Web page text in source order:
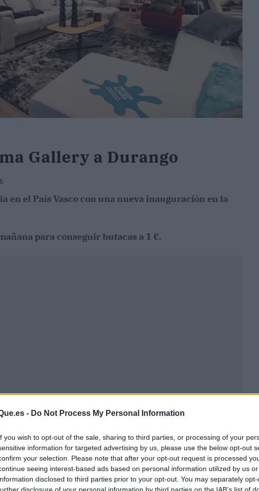
- Do Not Process My Personal Information
you wish to opt-out of the sale, sharing to third parties, or processing of your
information for targeted advertising by us, please use the below opt-out
your selection. Please note that after your opt-out request is processed
seeing interest-based ads based on personal information utilized by us
disclosed to third parties prior to your opt-out. You may separately
disclosure of your personal information by third parties on the IAB’s list of
Gallery a Durango
en el País Vasco con una nueva inauguración en la
para conseguir butacas a 1 €.